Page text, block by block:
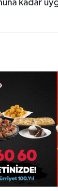
kadar